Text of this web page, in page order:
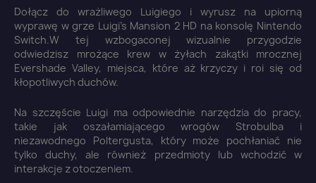
Dołącz do wrażliwego Luigiego i wyrusz na upiorną
wyprawę w grze Luigi's Mansion 2 HD na konsolę Nintendo
Switch.W tej wzbogaconej wizualnie przygodzie
odwiedzisz mrożące krew w żyłach zakątki mrocznej
Evershade Valley, miejsca, które aż krzyczy i roi się od
kłopotliwych duchów.
Na szczęście Luigi ma odpowiednie narzędzia do pracy,
takie jak oszałamiającego wrogów Strobulba i
niezawodnego Poltergusta, który może pochłaniać nie
tylko duchy, ale również przedmioty lub wchodzić w
interakcje z otoczeniem.